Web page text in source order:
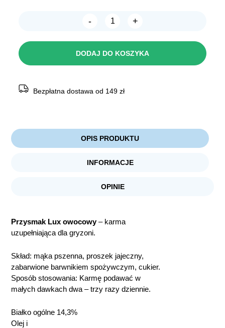
-
ilość
LUX
+
DODAJ DO KOSZYKA
Bezpłatna dostawa od 149 zł
OPIS PRODUKTU
INFORMACJE
OPINIE
Przysmak Lux owocowy– karma
uzupełniająca dla gryzoni.
Skład: mąka pszenna, proszek jajeczny,
zabarwione barwnikiem spożywczym, cukier.
Sposób stosowania: Karmę podawać w
małych dawkach dwa – trzy razy dziennie.
Białko ogólne 14,3%
Olej i